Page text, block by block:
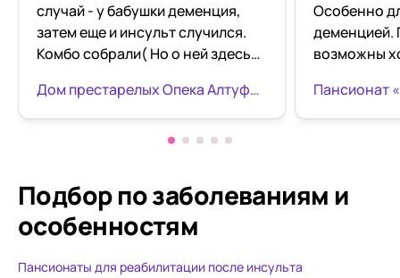
случай - у бабушки деменция,
затем еще и инсульт случился.
Комбо собрали( Но о ней здесь
ее состоянию. От всей души
рекомендую
Дом престарелых Опека Алтуфьевский
Особенно
деменцией. Посещения
возможны
нормально
нее была
себя взяли
Пансионат
Подбор по заболеваниям и
особенностям
Пансионаты для реабилитации после инсульта